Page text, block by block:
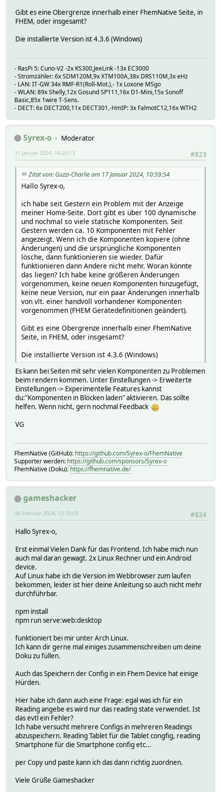
Gibt es eine Obergrenze innerhalb einer FhemNative Seite, in
FHEM, oder insgesamt?
Die installierte Version ist 4.3.6 (Windows)
- RasPi 5: Cuno-V2 -2x KS300,JeeLink -13x EC3000
- Stromzähler: 6x SDM120M,9x XTM100A,38x DRS110M,3x eHz
- LAN: IT-GW 34x RMF-R1(Roll-Mot.),- 1x Loxone MSgo
- WLAN: 89x Shelly,12x Gosund SP111,16x D1-Mini,15x Sonoff
Basic,85x 1wire T-Sens.
- DECT: 6x DECT200,11x DECT301,-HmIP: 3x FalmotC12,16x WTH2
Syrex-o
Moderator
#823
31 Januar 2024, 14:20:13
Zitat von: Guzzi-Charlie am 17 Januar 2024, 10:59:54
Hallo Syrex-o,
ich habe seit Gestern ein Problem mit der Anzeige
meiner Home-Seite. Dort gibt es über 100 dynamische
und nochmal so viele statische Komponenten. Seit
Gestern werden ca. 10 Komponenten mit Fehler
angezeigt. Wenn ich die Komponenten kopiere (ohne
Änderungen) und die ursprüngliche Komponenten
lösche, dann funktionieren sie wieder. Dafür
funktionieren dann Andere nicht mehr. Woran könnte
das liegen? Ich habe keine größeren Änderungen
vorgenommen, keine neuen Komponenten hinzugefügt,
keine neue Version, nur ein paar Änderungen innerhalb
von vlt. einer handvoll vorhandener Komponenten
vorgenommen (FHEM Gerätedefinitionen geändert).
Gibt es eine Obergrenze innerhalb einer FhemNative
Seite, in FHEM, oder insgesamt?
Die installierte Version ist 4.3.6 (Windows)
Es kann bei Seiten mit sehr vielen Komponenten zu Problemen
beim rendern kommen. Unter Einstellungen -> Erweiterte
Einstellungen -> Experimentelle Features kannst
du:"Komponenten in Blöcken laden" aktivieren. Das sollte
helfen. Wenn nicht, gern nochmal Feedback
VG
FhemNative (GitHub): https://github.com/Syrex-o/FhemNative
Supporter werden: https://github.com/sponsors/Syrex-o
FhemNative (Doku): https://fhemnative.de/
gameshacker
#824
06 Februar 2024, 13:33:09
Hallo Syrex-o,
Erst einmal Vielen Dank für das Frontend. Ich habe mich nun
auch mal daran gewagt. 2x Linux Rechner und ein Android
device.
Auf Linux habe ich die Version im Webbrowser zum laufen
bekommen, leider ist hier deine Anleitung so auch nicht mehr
durchführbar.
npm install
npm run serve:web:desktop
funktioniert bei mir unter Arch Linux.
Ich kann dir gerne mal einiges zusammenschreiben um deine
Doku zu füllen.
Auch das Speichern der Config in ein Fhem Device hat einige
Hürden.
Hier habe ich dann auch eine Frage: egal was ich für ein
Reading angebe es wird nur das reading state verwendet. Ist
das evtl ein Fehler?
Ich habe versucht mehrere Configs in mehreren Readings
abzuspeichern. Reading Tablet für die Tablet congfig, reading
Smartphone für die Smartphone config etc...
per Copy und paste kann ich das dann richtig zuordnen.
Viele Grüße Gameshacker